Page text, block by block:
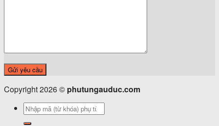
Copyright 2026 © phutungauduc.com
Tìm